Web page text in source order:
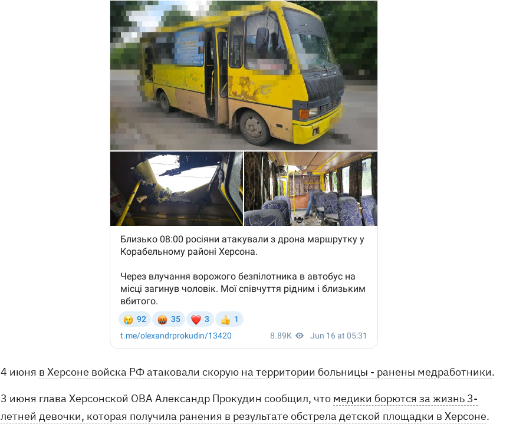
4 июня в Херсоне войска РФ атаковали скорую на территории больницы - ранены медработники.
3 июня глава Херсонской ОВА Александр Прокудин сообщил, что медики борются за жизнь 3-
летней девочки, которая получила ранения в результате обстрела детской площадки в Херсоне.